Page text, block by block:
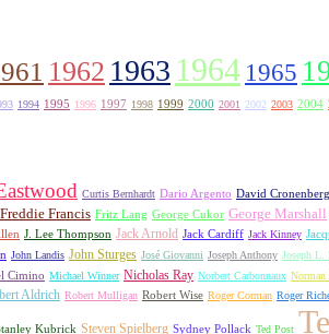
1962 1963 1964 1965
1994 1995 1996 1997 1998 1999 2000 2001 2002 2003 2004
Curtis Bernhardt Dario Argento David Cronenberg
Freddie Francis Fritz Lang George Cukor George Marshall
J. Lee Thompson Jack Arnold Jack Cardiff Jack Kinney
John Landis John Sturges José Giovanni Joseph Anthony Joseph L.
Cimino Michael Winner Nicholas Ray Norbert Carbonnaux Norman
Aldrich Robert Mulligan Robert Wise Roger Corman Roger
Kubrick Steven Spielberg Sydney Pollack Ted Post